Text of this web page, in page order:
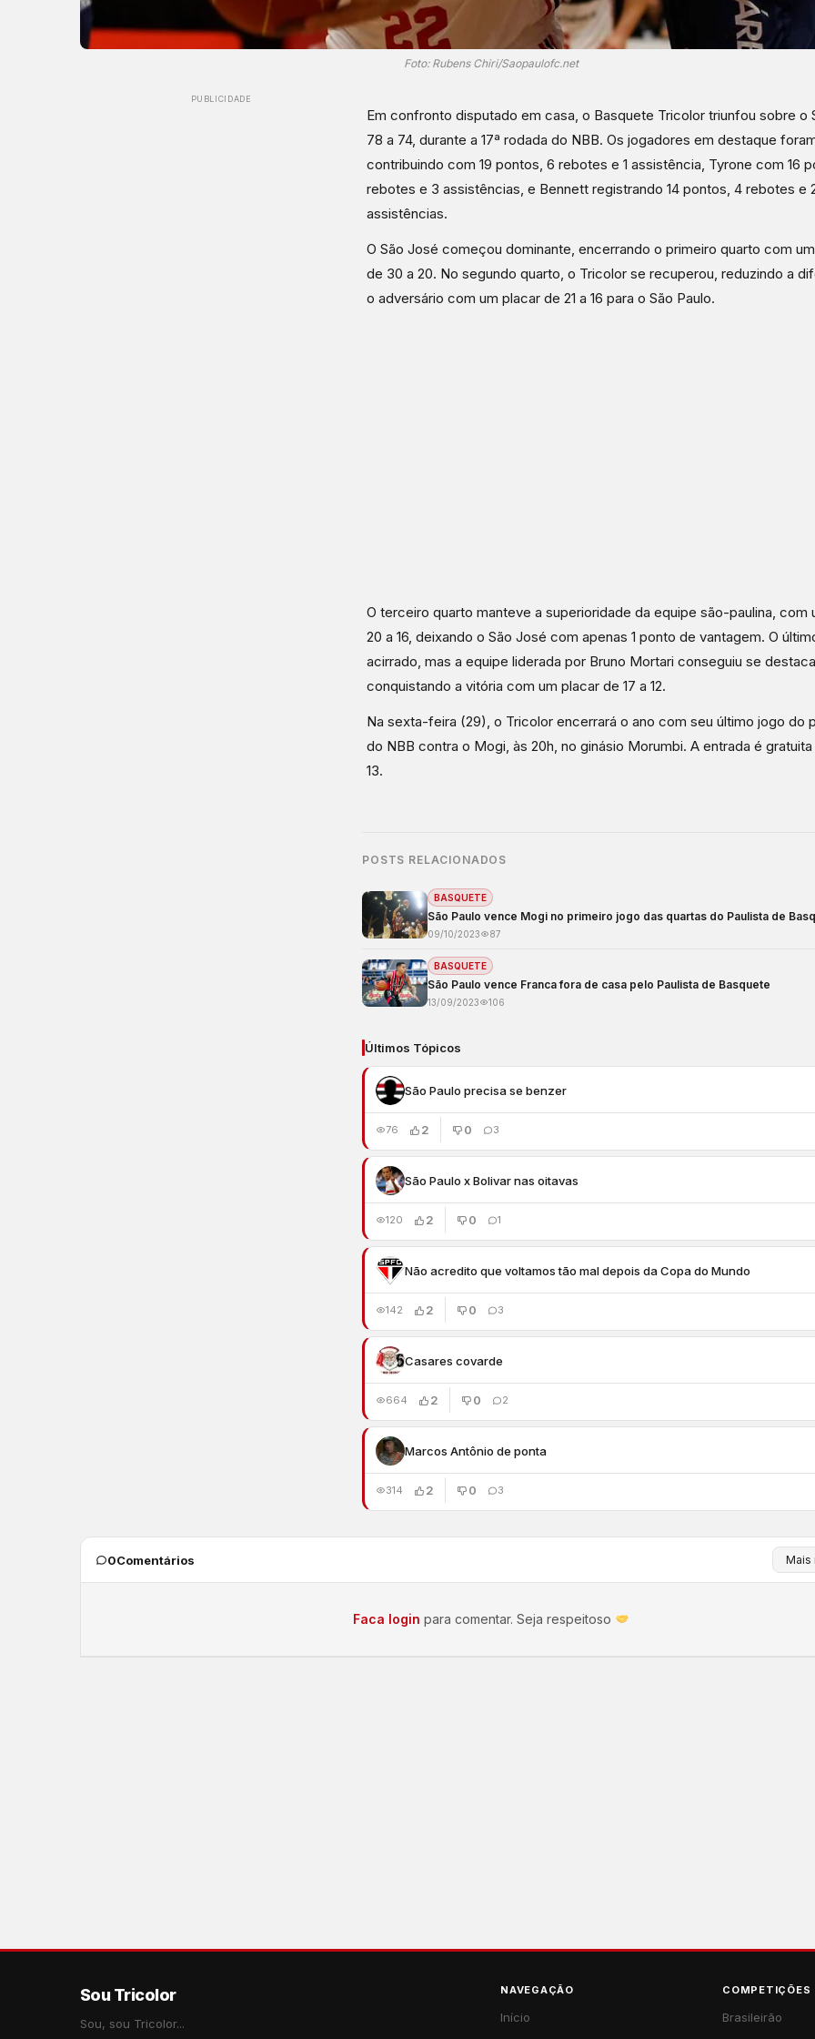
Foto: Rubens Chiri/Saopaulofc.net
PUBLICIDADE
Em confronto disputado em casa, o Basquete Tricolor triunfou sobre o
78 a 74, durante a 17ª rodada do NBB. Os jogadores em destaque
contribuindo com 19 pontos, 6 rebotes e 1 assistência, Tyrone com 16
rebotes e 3 assistências, e Bennett registrando 14 pontos, 4 rebotes e
assistências.
O São José começou dominante, encerrando o primeiro quarto com
de 30 a 20. No segundo quarto, o Tricolor se recuperou, reduzindo a
o adversário com um placar de 21 a 16 para o São Paulo.
O terceiro quarto manteve a superioridade da equipe são-paulina, com
20 a 16, deixando o São José com apenas 1 ponto de vantagem. O
acirrado, mas a equipe liderada por Bruno Mortari conseguiu se
conquistando a vitória com um placar de 17 a 12.
Na sexta-feira (29), o Tricolor encerrará o ano com seu último jogo do
do NBB contra o Mogi, às 20h, no ginásio Morumbi. A entrada é
13.
POSTS RELACIONADOS
BASQUETE
São Paulo vence Mogi no primeiro jogo das quartas do Paulista de
09/10/2023 87
BASQUETE
São Paulo vence Franca fora de casa pelo Paulista de Basquete
13/09/2023 106
Últimos Tópicos
São Paulo precisa se benzer
76 2 0 3
São Paulo x Bolivar nas oitavas
120 2 0 1
Não acredito que voltamos tão mal depois da Copa do Mundo
142 2 0 3
Casares covarde
664 2 0 2
Marcos Antônio de ponta
314 2 0 3
0Comentários
Faca login para comentar. Seja respeitoso
Sou Tricolor
Sou, sou Tricolor...
NAVEGAÇÃO
Início
COMPETIÇÕES
Brasileirão